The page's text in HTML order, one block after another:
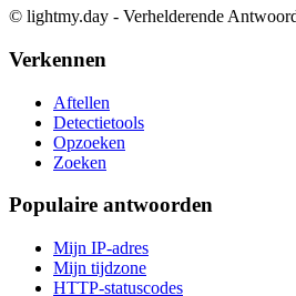
© lightmy.day - Verhelderende
Verkennen
Aftellen
Detectietools
Opzoeken
Zoeken
Populaire antwoorden
Mijn IP-adres
Mijn tijdzone
HTTP-statuscodes